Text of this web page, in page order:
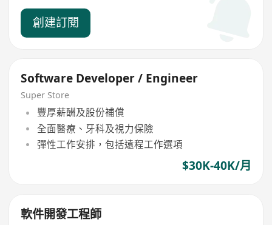
創建訂閱
Software Developer / Engineer
Super Store
豐厚薪酬及股份補償
全面醫療、牙科及視力保險
彈性工作安排，包括遠程工作選項
$30K-40K/月
軟件開發工程師